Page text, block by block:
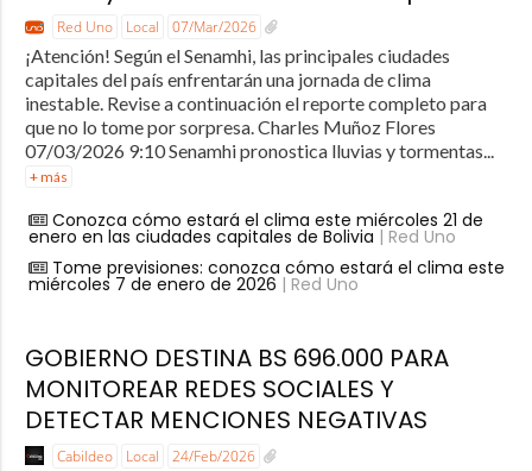
Red Uno Local 07/Mar/2026
¡Atención! Según el Senamhi, las principales ciudades
capitales del país enfrentarán una jornada de clima
inestable. Revise a continuación el reporte completo para
que no lo tome por sorpresa. Charles Muñoz Flores
07/03/2026 9:10 Senamhi pronostica lluvias y tormentas...
+ más
Conozca cómo estará el clima este miércoles 21 de
enero en las ciudades capitales de Bolivia | Red Uno
Tome previsiones: conozca cómo estará el clima este
miércoles 7 de enero de 2026 | Red Uno
GOBIERNO DESTINA BS 696.000 PARA
MONITOREAR REDES SOCIALES Y
DETECTAR MENCIONES NEGATIVAS
Cabildeo Local 24/Feb/2026